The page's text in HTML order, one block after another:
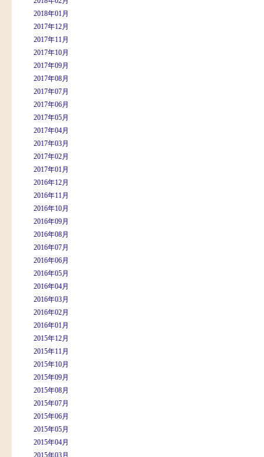
2018年01月
2017年12月
2017年11月
2017年10月
2017年09月
2017年08月
2017年07月
2017年06月
2017年05月
2017年04月
2017年03月
2017年02月
2017年01月
2016年12月
2016年11月
2016年10月
2016年09月
2016年08月
2016年07月
2016年06月
2016年05月
2016年04月
2016年03月
2016年02月
2016年01月
2015年12月
2015年11月
2015年10月
2015年09月
2015年08月
2015年07月
2015年06月
2015年05月
2015年04月
2015年03月